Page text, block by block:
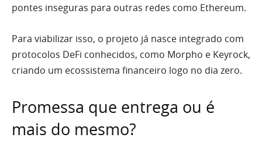
pontes inseguras para outras redes como Ethereum.
Para viabilizar isso, o projeto já nasce integrado com
protocolos DeFi conhecidos, como Morpho e Keyrock,
criando um ecossistema financeiro logo no dia zero.
Promessa que entrega ou é
mais do mesmo?